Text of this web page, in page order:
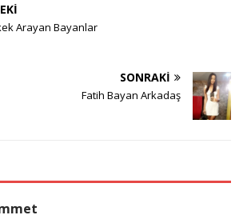
Arayan Bayanlar
SONRAKI
Fatih Bayan Arkadaş